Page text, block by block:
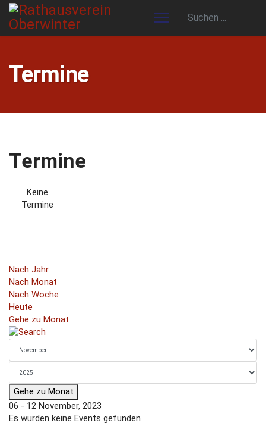
Termine
Termine
Keine
Termine
Nach Jahr
Nach Monat
Nach Woche
Heute
Gehe zu Monat
Gehe zu Monat
06 - 12 November, 2023
Es wurden keine Events gefunden